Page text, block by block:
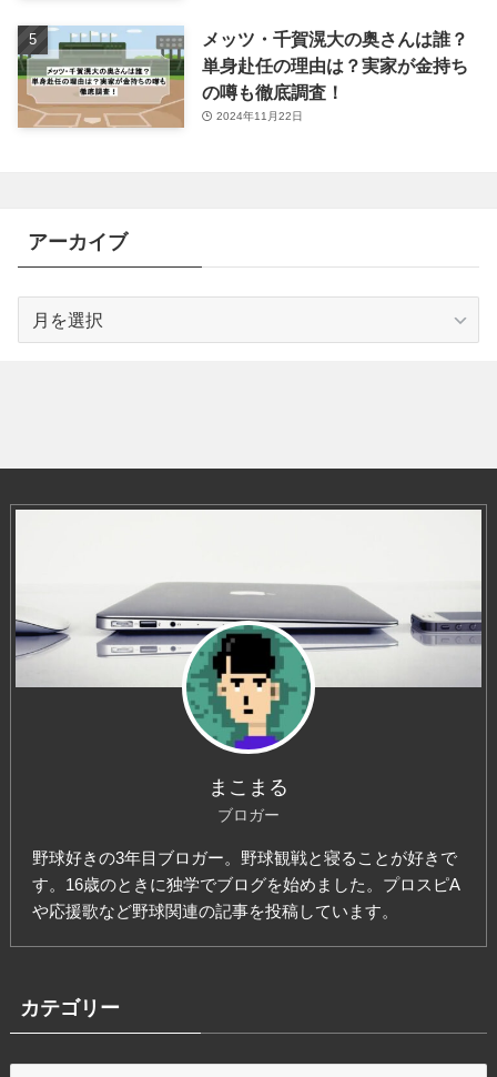
メッツ・千賀滉大の奥さんは誰？
単身赴任の理由は？実家が金持ち
の噂も徹底調査！
2024年11月22日
アーカイブ
まこまる
ブロガー
野球好きの3年目ブロガー。野球観戦と寝ることが好きで
す。16歳のときに独学でブログを始めました。プロスピA
や応援歌など野球関連の記事を投稿しています。
カテゴリー